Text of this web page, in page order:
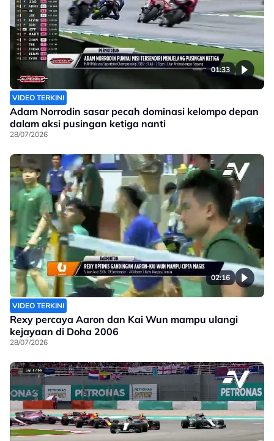
01:33
VIDEO TERKINI
Adam Norrodin sasar pecah dominasi kelompo depan
dalam aksi pusingan ketiga nanti
28/07/2026
02:16
VIDEO TERKINI
Rexy percaya Aaron dan Kai Wun mampu ulangi
kejayaan di Doha 2006
28/07/2026